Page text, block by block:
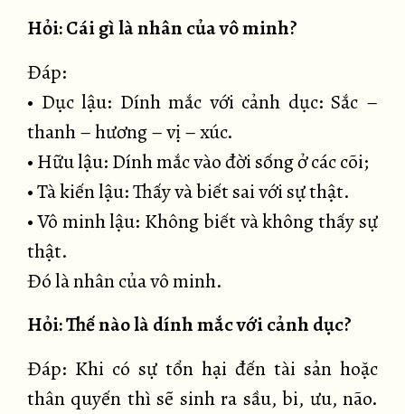
Hỏi: Cái gì là nhân của vô minh?
Đáp:
• Dục lậu: Dính mắc với cảnh dục: Sắc –
thanh – hương – vị – xúc.
• Hữu lậu: Dính mắc vào đời sống ở các cõi;
• Tà kiến lậu: Thấy và biết sai với sự thật.
• Vô minh lậu: Không biết và không thấy sự
thật.
Đó là nhân của vô minh.
Hỏi: Thế nào là dính mắc với cảnh dục?
Đáp: Khi có sự tổn hại đến tài sản hoặc
thân quyến thì sẽ sinh ra sầu, bi, ưu, não.